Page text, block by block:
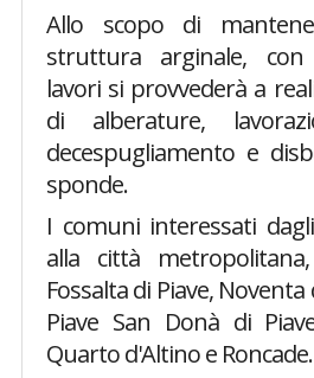
Allo scopo di
struttura arginale,
lavori si provvederà a
di alberature,
decespugliamento e
sponde.
I comuni interessati
alla città
Fossalta di Piave,
Piave San Donà di
Quarto d'Altino e Roncade.